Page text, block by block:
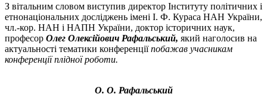
З вітальним словом виступив директор Інституту політичних і
етнонаціональних досліджень імені І. Ф. Кураса НАН України,
чл.-кор. НАН і НАПН України, доктор історичних наук,
професор Олег Олексійович Рафальський, який наголосив на
актуальності тематики конференції побажав учасникам
конференції плідної роботи.
О. О. Рафальський